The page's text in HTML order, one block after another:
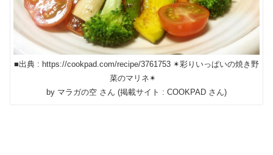
■出典 : https://cookpad.com/recipe/3761753 ✴︎彩りいっぱいの焼き野
菜のマリネ✴︎
by マラガの空 さん (掲載サイト : COOKPAD さん)